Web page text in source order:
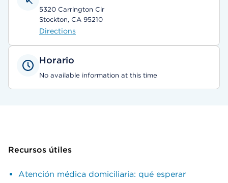
5320 Carrington Cir
Stockton, CA 95210
Directions
Horario
No available information at this time
Recursos útiles
Atención médica domiciliaria: qué esperar